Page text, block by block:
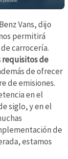
Vans, dijo
permitirá
carrocería.
requisitos de
de ofrecer
de emisiones.
en el
siglo, y en el
de
estamos